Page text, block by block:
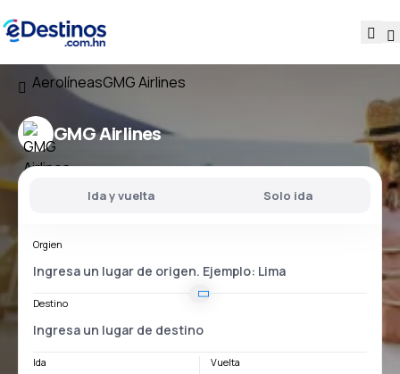
AerolíneasGMG Airlines
GMG Airlines
Ida y vuelta Solo ida
Orgien
Destino
Ida Vuelta